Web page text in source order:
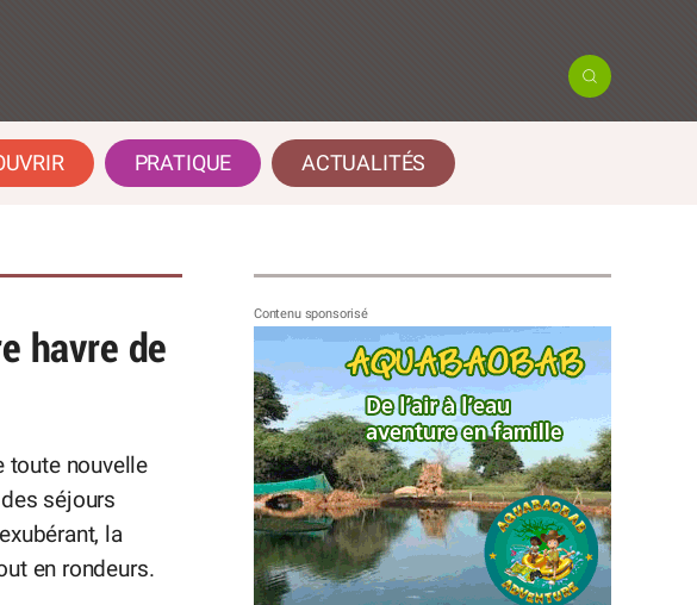
PRATIQUE ACTUALITÉS
havre de
toute nouvelle
séjours
la
en rondeurs.